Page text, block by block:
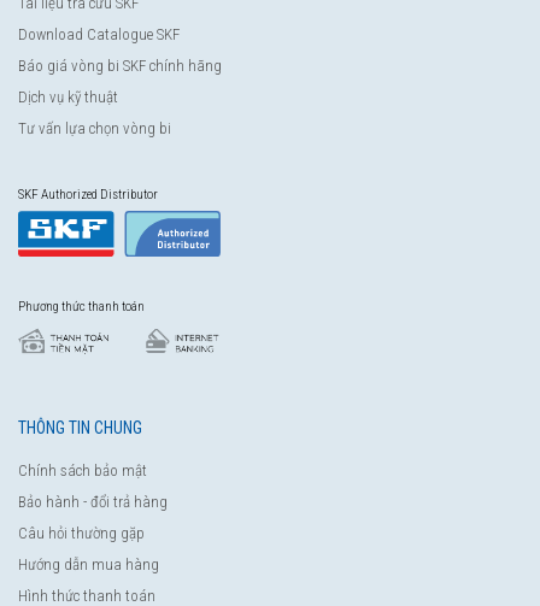
Download Catalogue SKF
Báo giá vòng bi SKF chính hãng
Dịch vụ kỹ thuật
Tư vấn lựa chọn vòng bi
SKF Authorized Distributor
Phương thức thanh toán
THÔNG TIN CHUNG
Chính sách bảo mật
Bảo hành - đổi trả hàng
Câu hỏi thường gặp
Hướng dẫn mua hàng
Hình thức thanh toán